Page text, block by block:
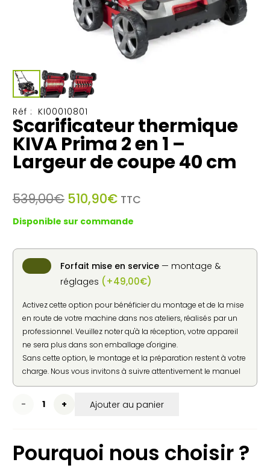
Réf : KI00010801
Scarificateur thermique
KIVA Prima 2 en 1 –
Largeur de coupe 40 cm
539,00€ Le
initial
539,00€.
510,90€Le
actuel
510,90€.
TTC
Disponible sur commande
Forfait mise en service — montage &
réglages (+49,00€)
Activez cette option pour bénéficier du montage et de la mise
en route de votre machine dans nos ateliers, réalisés par un
professionnel. Veuillez noter qu'à la réception, votre appareil
ne sera plus dans son emballage d'origine.
Sans cette option, le montage et la préparation restent à votre
charge. Nous vous invitons à suivre attentivement le manuel
d'utilisation fourni par le constructeur pour une mise en
quantité
Scarificateur
Ajouter au panier
Pourquoi nous choisir ?